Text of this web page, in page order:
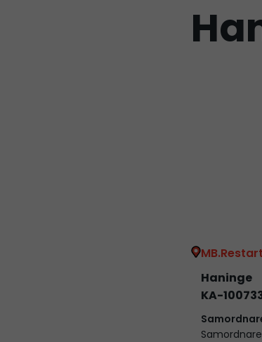
MB.Restart
Haninge
KA-
Samordnare